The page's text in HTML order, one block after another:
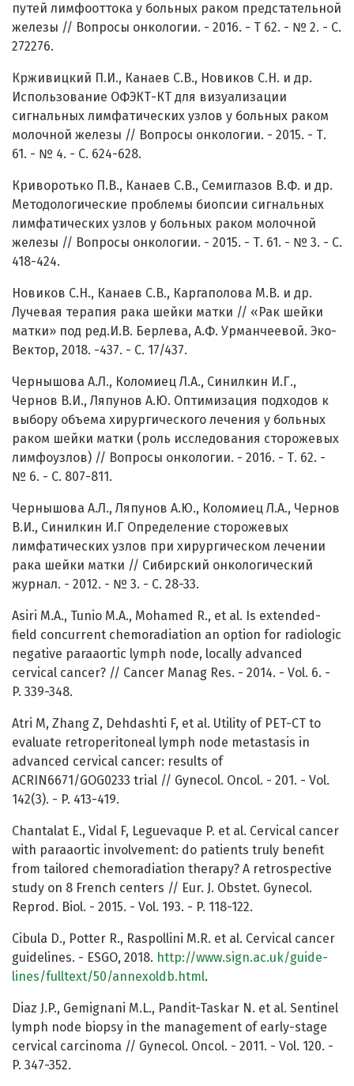
путей лимфооттока у больных раком предстательной
железы // Вопросы онкологии. - 2016. - Т 62. - № 2. - С.
272276.
Крживицкий П.И., Канаев С.В., Новиков С.Н. и др.
Использование ОФЭКТ-КТ для визуализации
сигнальных лимфатических узлов у больных раком
молочной железы // Вопросы онкологии. - 2015. - Т.
61. - № 4. - С. 624-628.
Криворотько П.В., Канаев С.В., Семиглазов В.Ф. и др.
Методологические проблемы биопсии сигнальных
лимфатических узлов у больных раком молочной
железы // Вопросы онкологии. - 2015. - Т. 61. - № 3. - С.
418-424.
Новиков С.Н., Канаев С.В., Каргаполова М.В. и др.
Лучевая терапия рака шейки матки // «Рак шейки
матки» под ред.И.В. Берлева, А.Ф. Урманчеевой. Эко-
Вектор, 2018. -437. - С. 17/437.
Чернышова А.Л., Коломиец Л.А., Синилкин И.Г.,
Чернов В.И., Ляпунов А.Ю. Оптимизация подходов к
выбору объема хирургического лечения у больных
раком шейки матки (роль исследования сторожевых
лимфоузлов) // Вопросы онкологии. - 2016. - Т. 62. -
№ 6. - С. 807-811.
Чернышова А.Л., Ляпунов А.Ю., Коломиец Л.А., Чернов
В.И., Синилкин И.Г Определение сторожевых
лимфатических узлов при хирургическом лечении
рака шейки матки // Сибирский онкологический
журнал. - 2012. - № 3. - С. 28-33.
Asiri M.A., Tunio M.A., Mohamed R., et al. Is extended-
field concurrent chemoradiation an option for radiologic
negative paraaortic lymph node, locally advanced
cervical cancer? // Cancer Manag Res. - 2014. - Vol. 6. -
P. 339-348.
Atri M, Zhang Z, Dehdashti F, et al. Utility of PET-CT to
evaluate retroperitoneal lymph node metastasis in
advanced cervical cancer: results of
ACRIN6671/GOG0233 trial // Gynecol. Oncol. - 201. - Vol.
142(3). - P. 413-419.
Chantalat E., Vidal F, Leguevaque P. et al. Cervical cancer
with paraaortic involvement: do patients truly benefit
from tailored chemoradiation therapy? A retrospective
study on 8 French centers // Eur. J. Obstet. Gynecol.
Reprod. Biol. - 2015. - Vol. 193. - P. 118-122.
Cibula D., Potter R., Raspollini M.R. et al. Cervical cancer
guidelines. - ESGO, 2018. http://www.sign.ac.uk/guide-
lines/fulltext/50/annexoldb.html.
Diaz J.P., Gemignani M.L., Pandit-Taskar N. et al. Sentinel
lymph node biopsy in the management of early-stage
cervical carcinoma // Gynecol. Oncol. - 2011. - Vol. 120. -
P. 347-352.